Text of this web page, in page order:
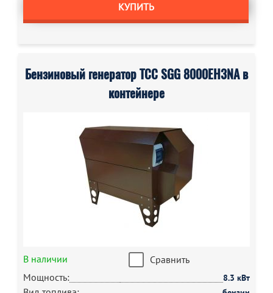
КУПИТЬ
Бензиновый генератор ТСС SGG 8000EH3NA в
контейнере
В наличии
Сравнить
Мощность:
8.3 кВт